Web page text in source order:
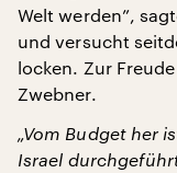
Welt werden”,
und versucht
locken. Zur
Zwebner.
„Vom Budget her
Israel